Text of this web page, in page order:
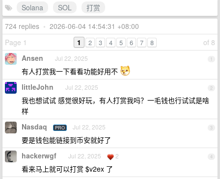
Solana SOL
打赏
724 replies • 2026-06-04 14:54:31 +08:00
Page 1
of 8
1 2 3 4 5 6 7 8
1
Ansen Jul 22, 2025
有人打赏我一下看看功能好用不
2
littleJohn Jul 22, 2025
我也想试试 感觉很好玩，有人打赏我吗？一毛钱也行试试是啥
样
3
Nasdaq PRO Jul 22, 2025
要是钱包能链接到币安就好了
4
hackerwgf Jul 22, 2025 2
看来马上就可以打赏 $v2ex 了